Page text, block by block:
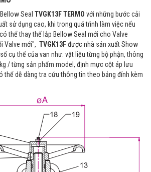
Seal TVGK13F TERMO với những bước cải
sử dụng cao, khi trong quá trình làm việc nếu
thể thay thế lắp Bellow Seal mới cho Valve
Valve mới", TVGK13Fđược nhà sản xuất Show
cụ thể của van như: vật liệu từng bộ phận, thông
/ từng sản phẩm model, định mực cột áp lưu
thể dễ dàng tra cứu thông tin theo bảng đính kèm